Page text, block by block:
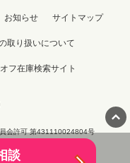
談
お知らせ サイトマップ
取り扱いについて
フ在庫検索サイト
会許可 第431110024804号